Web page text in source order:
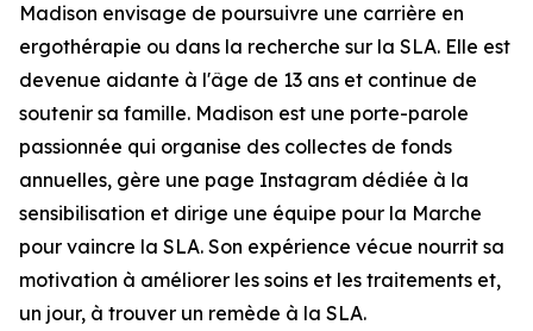
Madison envisage de poursuivre une carrière en
ergothérapie ou dans la recherche sur la SLA. Elle est
devenue aidante à l'âge de 13 ans et continue de
soutenir sa famille. Madison est une porte-parole
passionnée qui organise des collectes de fonds
annuelles, gère une page Instagram dédiée à la
sensibilisation et dirige une équipe pour la Marche
pour vaincre la SLA. Son expérience vécue nourrit sa
motivation à améliorer les soins et les traitements et,
un jour, à trouver un remède à la SLA.